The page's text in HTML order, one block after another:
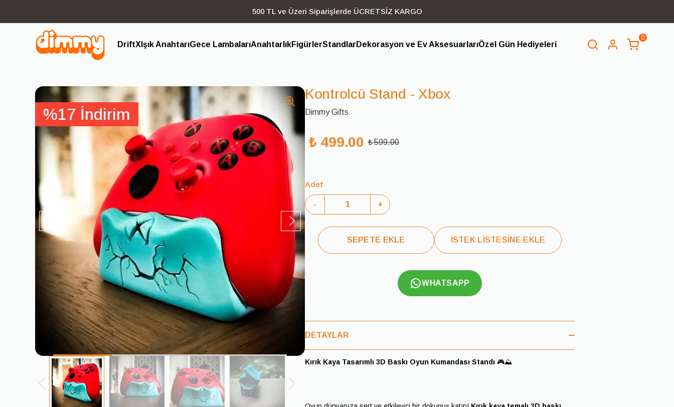
500 TL ve Üzeri Siparişlerde ÜCRETSİZ KARGO
DriftX Işık AnahtarıGece LambalarıAnahtarlıkFigürlerStandlar Dekorasyon ve Ev AksesuarlarıÖzel Gün Hediyeleri
0
%17 İndirim
Kontrolcü Stand - Xbox
Dimmy Gifts
₺ 499.00 ₺ 599.00
Adet
- +
SEPETE EKLE İSTEK LİSTESİNE EKLE
WHATSAPP
DETAYLAR
Kırık Kaya Tasarımlı 3D Baskı Oyun Kumandası Standı 🎮⛰️